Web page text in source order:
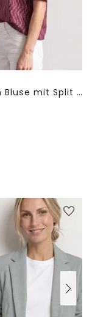
Kurzarm Bluse mit Split Neck und Elastiksaum